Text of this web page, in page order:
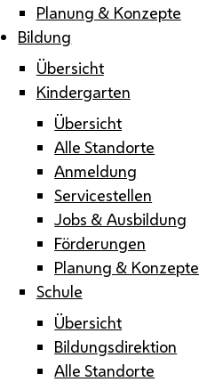
Planung & Konzepte
Bildung
Übersicht
Kindergarten
Übersicht
Alle Standorte
Anmeldung
Servicestellen
Jobs & Ausbildung
Förderungen
Planung & Konzepte
Schule
Übersicht
Bildungsdirektion
Alle Standorte